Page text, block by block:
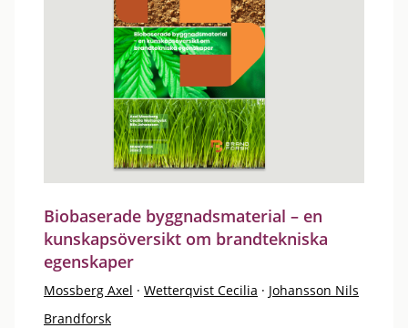
Biobaserade byggnadsmaterial – en
kunskapsöversikt om brandtekniska
egenskaper
Mossberg Axel · Wetterqvist Cecilia · Johansson Nils
Brandforsk